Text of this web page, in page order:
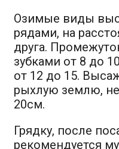
Озимые виды
рядами, на
друга.
зубками от 8 до
от 12 до 15.
рыхлую землю,
20см.
Грядку, после
рекомендуется